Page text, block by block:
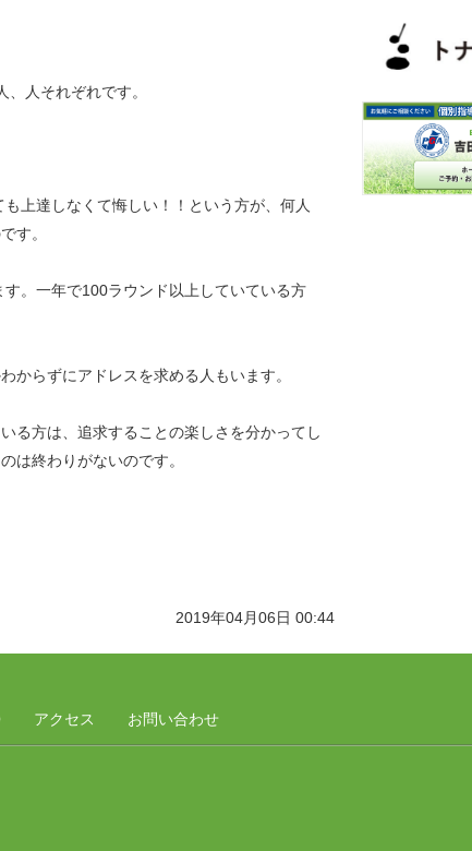
人それぞれです。
上達しなくて悔しい！！という方が、何人
す。
。一年で100ラウンド以上していている方
からずにアドレスを求める人もいます。
る方は、追求することの楽しさを分かってし
は終わりがないのです。
2019年04月06日 00:44
アクセス お問い合わせ